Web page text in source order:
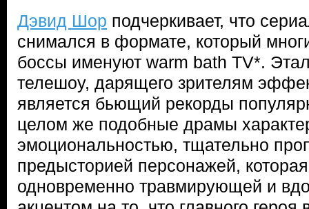
Дэвид Шор подчеркивает, что
снимался в формате, который
боссы именуют warm bath TV*.
телешоу, дарящего зрителям
является бьющий рекорды
целом же подобные драмы
эмоциональностью, тщательно
предысторией персонажей,
одновременно травмирующей и